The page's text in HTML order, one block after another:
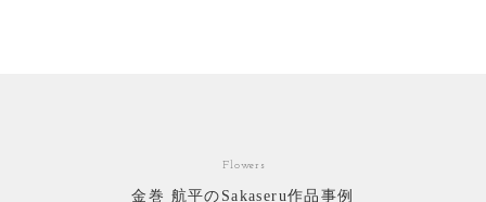
Flowers
金巻 航平のSakaseru作品事例